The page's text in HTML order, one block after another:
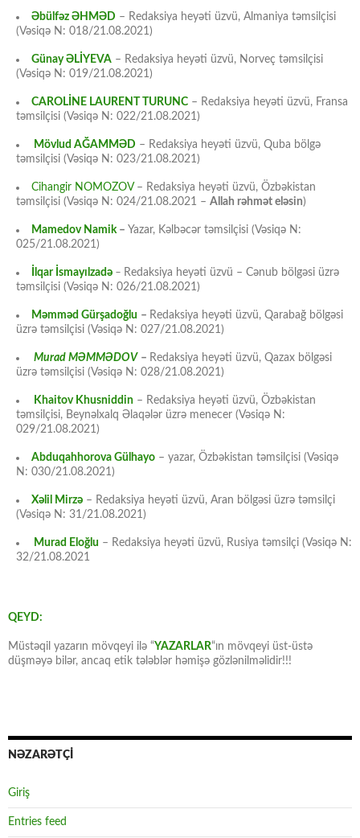
Əbülfəz ƏHMƏD – Redaksiya heyəti üzvü, Almaniya təmsilçisi
(Vəsiqə N: 018/21.08.2021)
Günay ƏLİYEVA – Redaksiya heyəti üzvü, Norveç təmsilçisi
(Vəsiqə N: 019/21.08.2021)
CAROLİNE LAURENT TURUNC – Redaksiya heyəti üzvü, Fransa
təmsilçisi (Vəsiqə N: 022/21.08.2021)
Mövlud AĞAMMƏD – Redaksiya heyəti üzvü, Quba bölgə
təmsilçisi (Vəsiqə N: 023/21.08.2021)
Cihangir NOMOZOV– Redaksiya heyəti üzvü, Özbəkistan
təmsilçisi (Vəsiqə N: 024/21.08.2021 – Allah rəhmət eləsin)
Mamedov Namik– Yazar, Kəlbəcər təmsilçisi (Vəsiqə N:
025/21.08.2021)
İlqar İsmayılzadə – Redaksiya heyəti üzvü – Cənub bölgəsi üzrə
təmsilçisi (Vəsiqə N: 026/21.08.2021)
Məmməd Gürşadoğlu – Redaksiya heyəti üzvü, Qarabağ bölgəsi
üzrə təmsilçisi (Vəsiqə N: 027/21.08.2021)
Murad MƏMMƏDOV – Redaksiya heyəti üzvü, Qazax bölgəsi
üzrə təmsilçisi (Vəsiqə N: 028/21.08.2021)
Khaitov Khusniddin – Redaksiya heyəti üzvü, Özbəkistan
təmsilçisi, Beynəlxalq Əlaqələr üzrə menecer (Vəsiqə N:
029/21.08.2021)
Abduqahhorova Gülhayo – yazar, Özbəkistan təmsilçisi (Vəsiqə
N: 030/21.08.2021)
Xəlil Mirzə – Redaksiya heyəti üzvü, Aran bölgəsi üzrə təmsilçi
(Vəsiqə N: 31/21.08.2021)
Murad Eloğlu – Redaksiya heyəti üzvü, Rusiya təmsilçi (Vəsiqə N:
32/21.08.2021
QEYD:
Müstəqil yazarın mövqeyi ilə “YAZARLAR“ın mövqeyi üst-üstə
düşməyə bilər, ancaq etik tələblər həmişə gözlənilməlidir!!!
NƏZARƏTÇİ
Giriş
Entries feed